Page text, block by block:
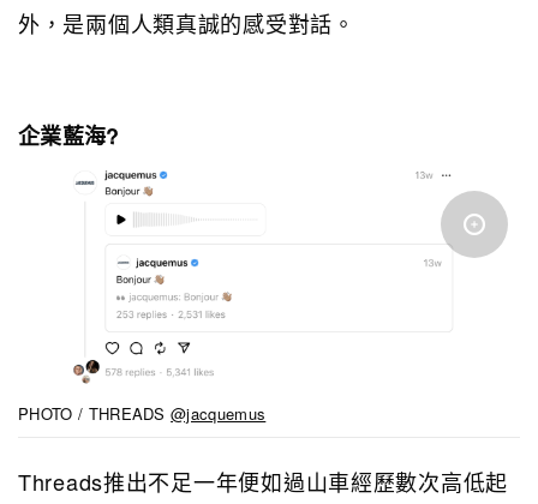
外，是兩個人類真誠的感受對話。
企業藍海?
PHOTO / THREADS@jacquemus
Threads推出不足一年便如過山車經歷數次高低起